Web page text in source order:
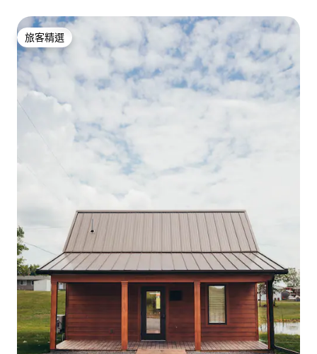
旅客精選
旅客精選